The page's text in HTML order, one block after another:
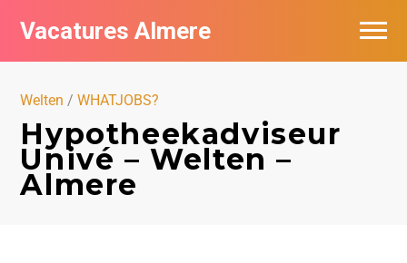
Vacatures Almere
Welten /WHATJOBS?
Hypotheekadviseur
Univé – Welten –
Almere
Vacatures per bedrijf
Nieuwsbrief feed